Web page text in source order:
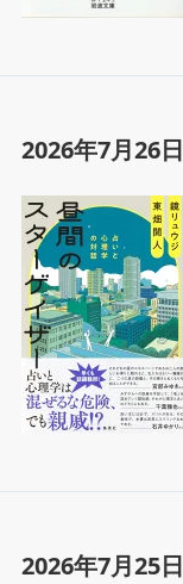
2026年7月26日
2026年7月25日